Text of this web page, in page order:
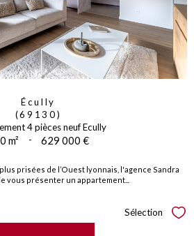
Écully
(69130)
4 pièces neuf Ecully
m² - 629 000 €
prisées de l’Ouest lyonnais, l'agence Sandra
vous présenter un appartement...
Sélection